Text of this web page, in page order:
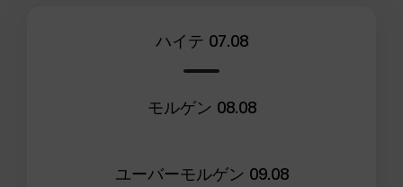
ハイテ 07.08
モルゲン 08.08
ユーバーモルゲン 09.08